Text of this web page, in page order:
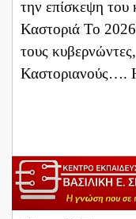
την επίσκεψη του
Καστοριά Το 2026
τους
Καστοριανούς….